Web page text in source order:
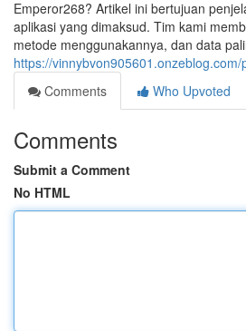
Emperor268? Artikel ini bertujuan
aplikasi yang dimaksud. Tim kami
metode menggunakannya, dan data
https://vinnybvon905601.onzeblog.com/
Comments
Who Upvoted
Comments
Submit a Comment
No HTML